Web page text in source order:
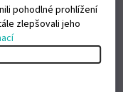
pohodlné prohlížení
zlepšovali jeho